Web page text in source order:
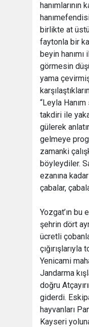
hanımlarının
birlikte at
faytonla bir
beyin hanımı
görmesin
yama
“Leyla
takdiri ile
gülerek
gelmeye
zamanki
böyleydiler.
ezanına
çabalar,
Yozgat’ın
şehrin dört
ücretli
çığırışlarıyla
Yenicami
Jandarma
doğru
giderdi.
hayvanları
Kayseri